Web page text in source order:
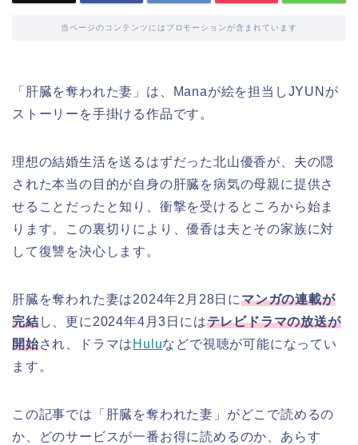
当ページのコンテンツにはプロモーションが含まれています
「肝臓を奪われた妻」は、Manaが絵を担当しJYUNが
ストーリーを手掛ける作品です。
理想の結婚生活を送るはずだった北山優香が、夫の隠
された本当の目的が自身の肝臓を病気の母親に提供さ
せることだったと知り、衝撃を受けるところから始ま
ります。この裏切りにより、優香は夫とその家族に対
して復讐を決心します。
肝臓を奪われた妻は2024年2月28日にマンガの連載が
完結し、更に2024年4月3日にはテレビドラマの放送が
開始され、ドラマは Huluなどで視聴が可能になってい
ます。
この記事では「肝臓を奪われた妻」がどこで読めるの
か、どのサービスが一番お得に読めるのか、あらす